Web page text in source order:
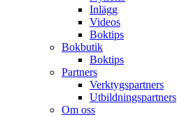
Inlägg
Videos
Boktips
Bokbutik
Boktips
Partners
Verktygspartners
Utbildningspartners
Om oss